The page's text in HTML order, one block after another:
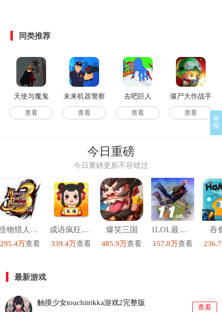
同类推荐
天使与魔鬼
查看
未来机器警察
手游直装版
查看
去吧巨人
(GoGiant!)安卓
查看
僵尸大作战手
游免费版
查看
今日重磅
今日重磅更新不容错过
怪物猎人P3汉化高清版
295.4万查看
成语疯狂猜红包版
339.4万查看
爆笑三国
485.9万查看
1LOL最新版
157.8万查看
吞
最新游戏
触摸少女touchitrikka游戏2完整版
查看
举
报